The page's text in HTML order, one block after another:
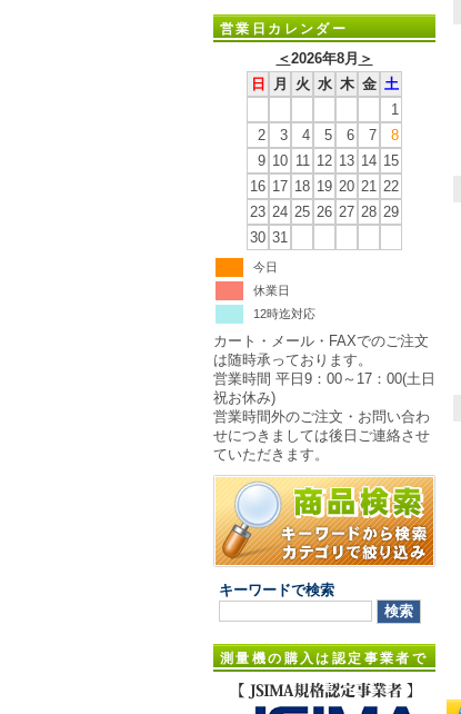
営業日カレンダー
＜2026年8月 ＞
日
月 火 水 木 金 土
1
2
3 4 5 6 7
8
9 10 11 12 13 14 15
16 17 18 19 20 21 22
23 24 25 26 27 28 29
30 31
今日
休業日
12時迄対応
カート・メール・FAXでのご注文
は随時承っております。
営業時間 平日9：00～17：00(土日
祝お休み)
営業時間外のご注文・お問い合わ
せにつきましては後日ご連絡させ
ていただきます。
キーワードで検索
測量機の購入は認定事業者で